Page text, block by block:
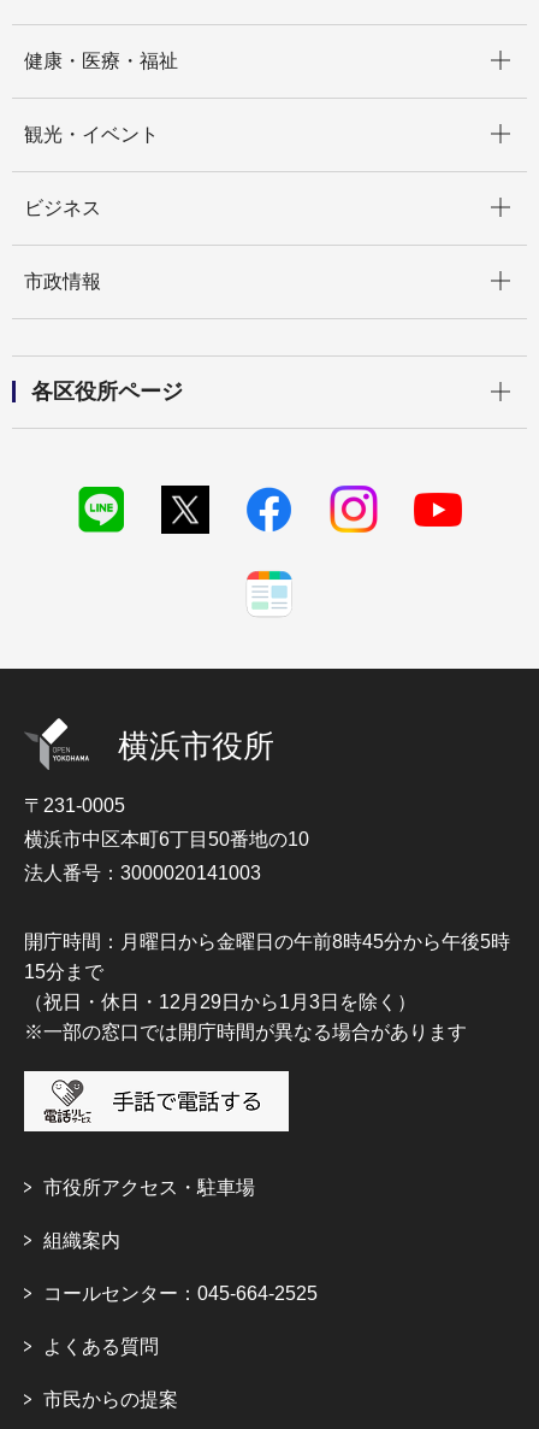
健康・医療・福祉
観光・イベント
ビジネス
市政情報
各区役所ページ
横浜市役所
〒231-0005
横浜市中区本町6丁目50番地の10
法人番号：3000020141003
開庁時間：月曜日から金曜日の午前8時45分から午後5時
15分まで
（祝日・休日・12月29日から1月3日を除く）
※一部の窓口では開庁時間が異なる場合があります
市役所アクセス・駐車場
組織案内
コールセンター：045-664-2525
よくある質問
市民からの提案